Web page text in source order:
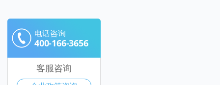
电话咨询
400-166-3656
客服咨询